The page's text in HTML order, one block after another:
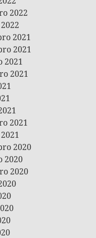
2022
2021
2021
2021
2021
2021
2020
2020
2020